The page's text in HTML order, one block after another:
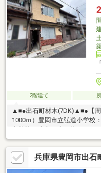
す！『お家探し』『ご売却』
談は『アーキホームライフ不
2階建て
▲■●出石町材木(7DK)▲■●【周
1000ｍ）豊岡市立弘道小学校
分（約1500ｍ）ファミリーマ
ｍ）出石内町郵便局：車2分
分（約600ｍ）但馬信用金庫出
24.19坪の中古戸建／※現況渡
兵庫県豊岡市出石